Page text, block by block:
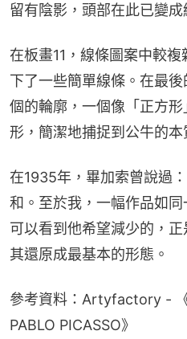
留有陰影，頭部在此已變成
在板畫11，線條圖案中較
下了一些簡單線條。在最
個的輪廓，一個像「正方
形，簡潔地捕捉到公牛的本
在1935年，畢加索曾說過
和。至於我，一幅作品如
可以看到他希望減少的，
其還原成最基本的形態。
參考資料：Artyfactory -
PABLO PICASSO》